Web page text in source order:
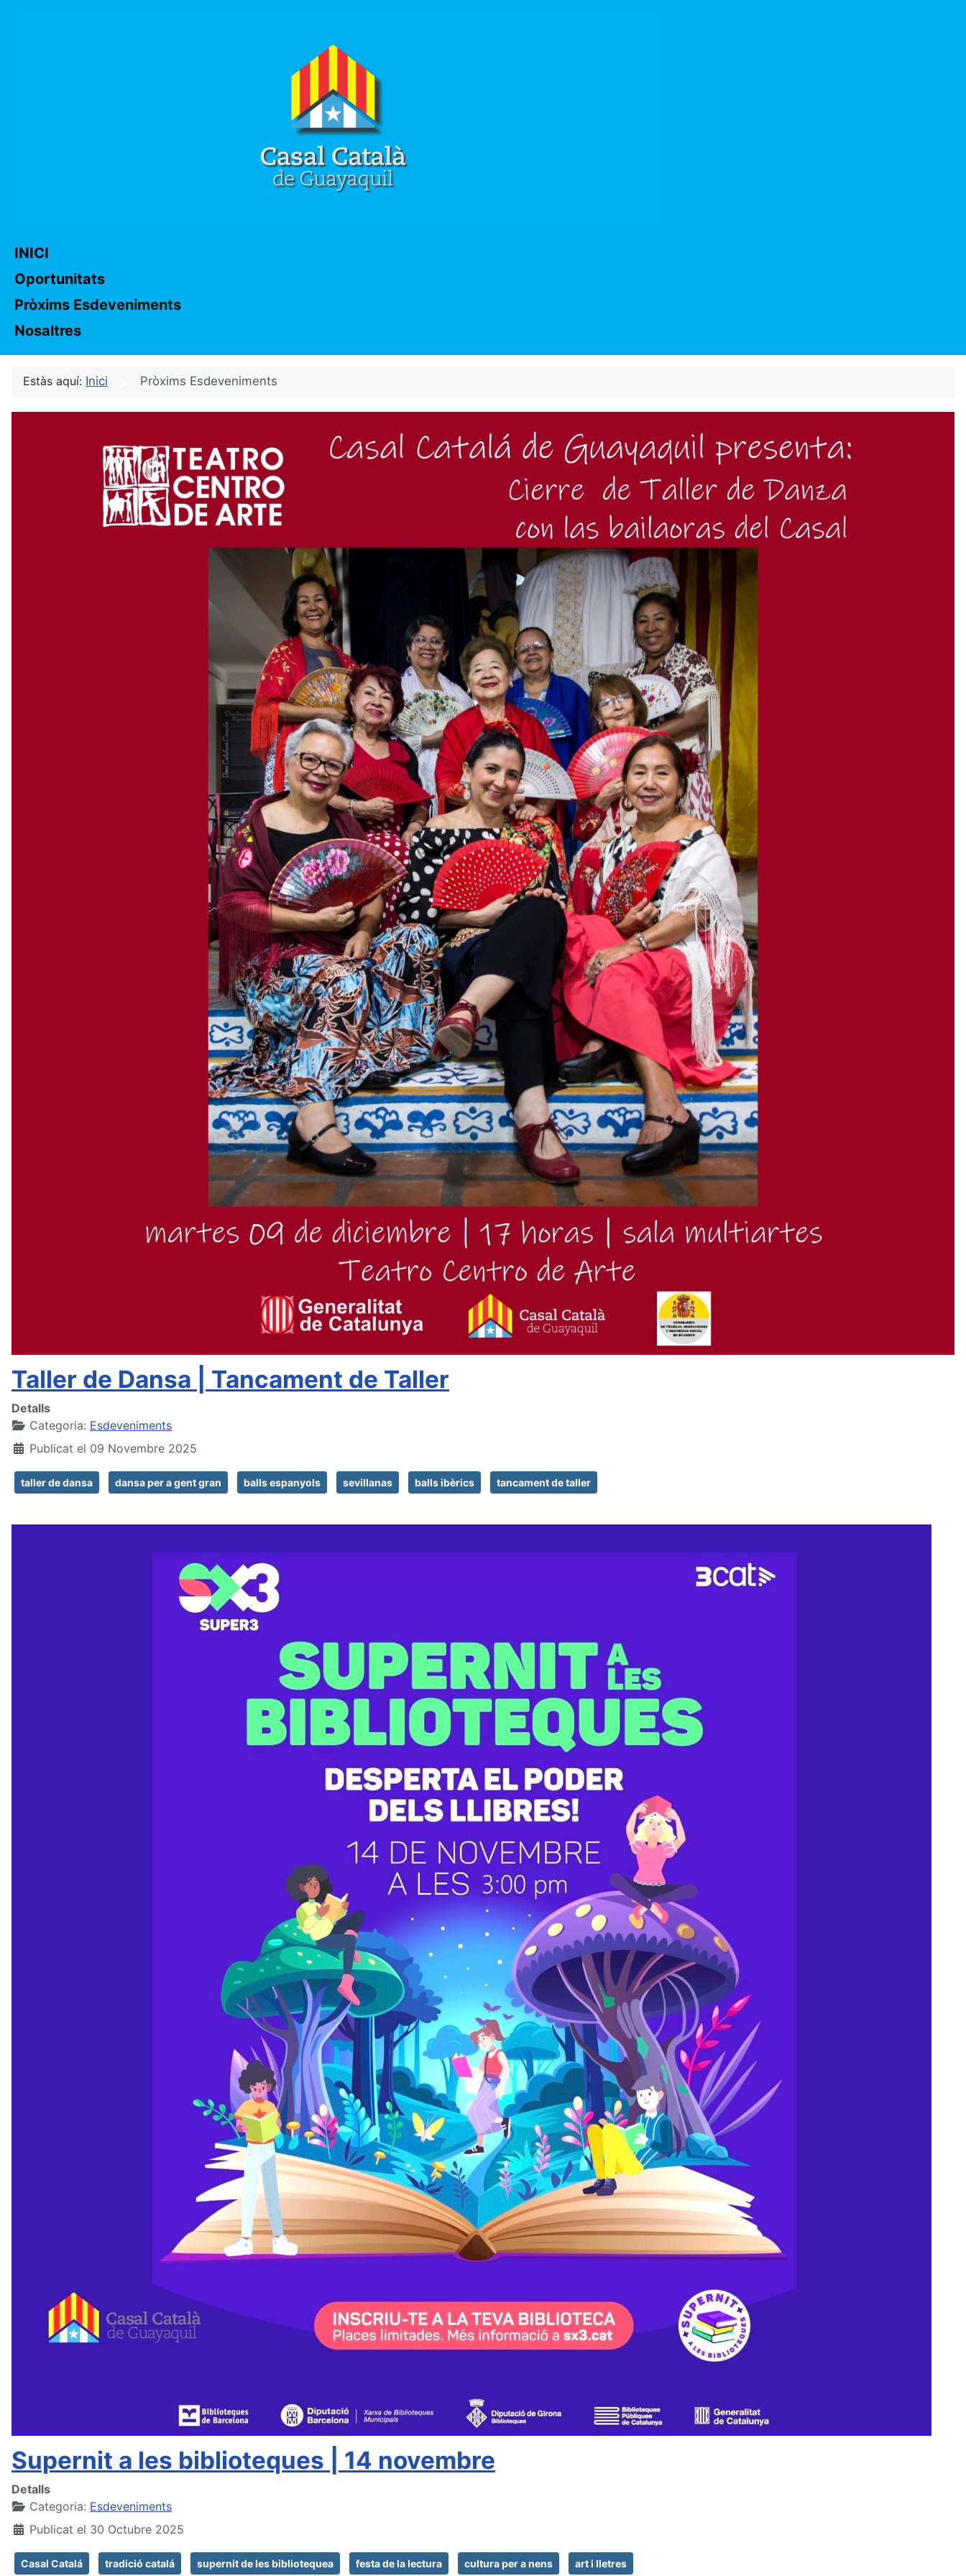
INICI
Oportunitats
Pròxims Esdeveniments
Nosaltres
Estàs aquí: Inici Pròxims Esdeveniments
Taller de Dansa | Tancament de Taller
Detalls
Categoria: Esdeveniments
Publicat el 09 Novembre 2025
taller de dansa dansa per a gent gran balls espanyols sevillanas balls ibèrics tancament de taller
Supernit a les biblioteques | 14 novembre
Detalls
Categoria: Esdeveniments
Publicat el 30 Octubre 2025
Casal Catalá tradició catalá supernit de les bibliotequea festa de la lectura cultura per a nens art i lletres